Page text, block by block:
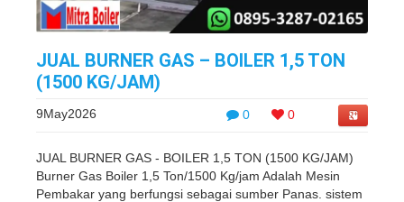
JUAL BURNER GAS – BOILER 1,5 TON
(1500 KG/JAM)
0 0
9May2026
JUAL BURNER GAS - BOILER 1,5 TON (1500 KG/JAM)
Burner Gas Boiler 1,5 Ton/1500 Kg/jam Adalah Mesin
Pembakar yang berfungsi sebagai sumber Panas. sistem